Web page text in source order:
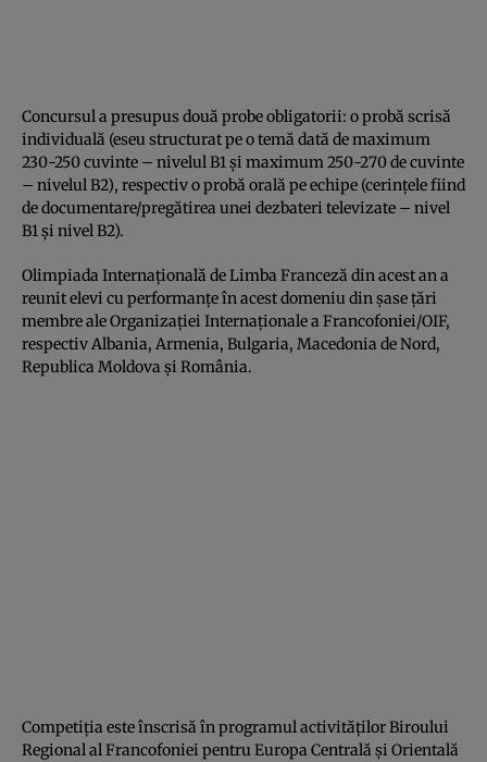
Concursul a presupus două probe obligatorii: o probă scrisă
individuală (eseu structurat pe o temă dată de maximum
230-250 cuvinte – nivelul B1 şi maximum 250-270 de cuvinte
– nivelul B2), respectiv o probă orală pe echipe (cerinţele fiind
de documentare/pregătirea unei dezbateri televizate – nivel
B1 şi nivel B2).
Olimpiada Internaţională de Limba Franceză din acest an a
reunit elevi cu performanţe în acest domeniu din şase ţări
membre ale Organizaţiei Internaţionale a Francofoniei/OIF,
respectiv Albania, Armenia, Bulgaria, Macedonia de Nord,
Republica Moldova şi România.
Competiţia este înscrisă în programul activităţilor Biroului
Regional al Francofoniei pentru Europa Centrală şi Orientală